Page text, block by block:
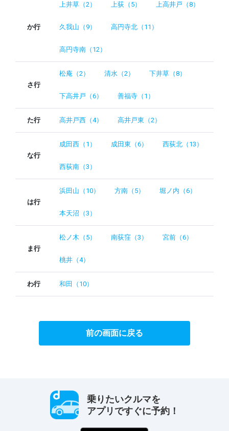
か行
上井草（2） 上荻（5） 上高井戸（8）
久我山（9） 高円寺北（11）
高円寺南（12）
さ行
松庵（2） 清水（2） 下井草（8）
下高井戸（6） 善福寺（1）
た行 高井戸西（4） 高井戸東（2）
な行
成田西（1） 成田東（6） 西荻北（13）
西荻南（3）
は行
浜田山（10） 方南（5） 堀ノ内（6）
本天沼（3）
ま行
松ノ木（5） 南荻窪（3） 宮前（6）
桃井（4）
わ行 和田（10）
前の画面に戻る
乗りたいクルマを
アプリですぐに予約！